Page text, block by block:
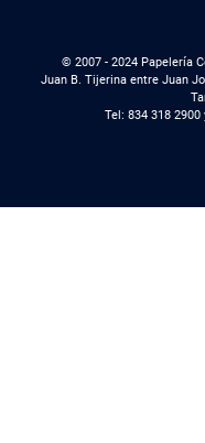
© 2007 - 2024 Papelería
Juan B. Tijerina entre Juan
Tel: 834 318 2900